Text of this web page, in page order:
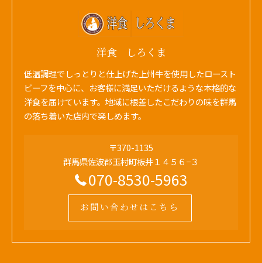
洋食 しろくま
低温調理でしっとりと仕上げた上州牛を使用したロースト
ビーフを中心に、お客様に満足いただけるような本格的な
洋食を届けています。地域に根差したこだわりの味を群馬
の落ち着いた店内で楽しめます。
〒370-1135
群馬県佐波郡玉村町板井１４５６−３
070-8530-5963
お問い合わせはこちら